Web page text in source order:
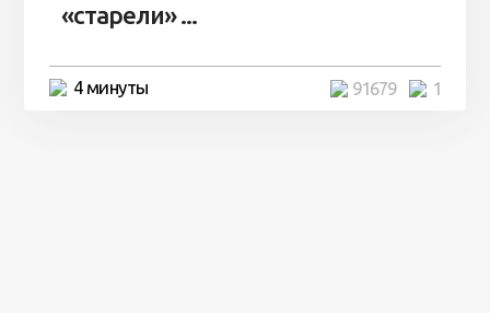
«старели» ...
4 минуты 1
91679